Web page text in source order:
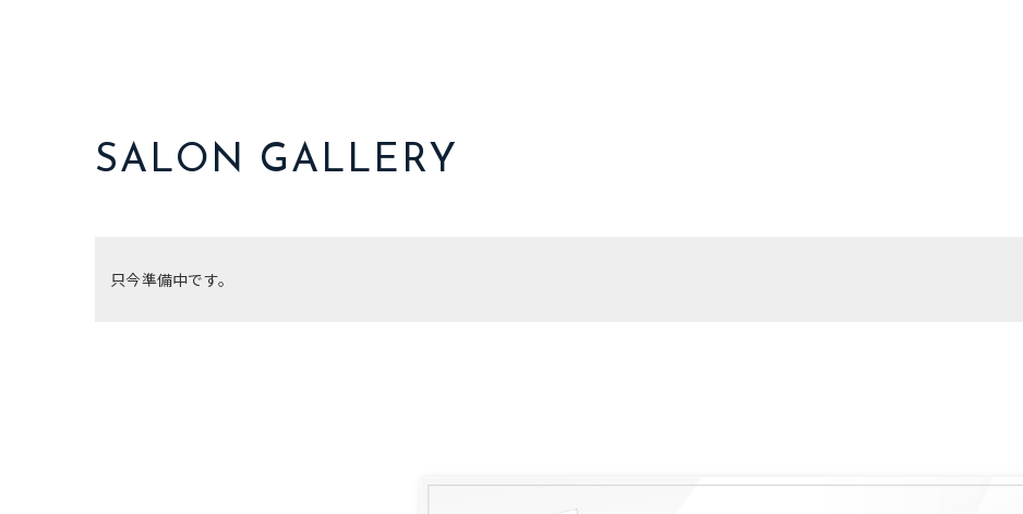
SALON GALLERY
只今準備中です。